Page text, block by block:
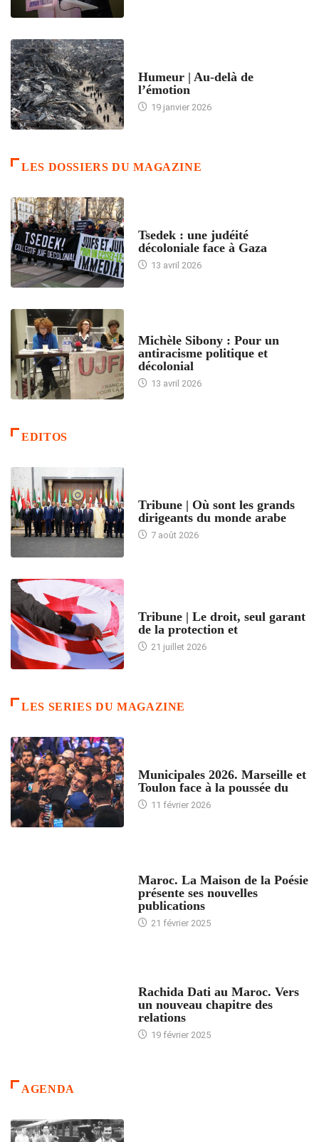
Humeur | Au-delà de
l’émotion
19 janvier 2026
LES DOSSIERS DU MAGAZINE
Tsedek : une judéité
décoloniale face à Gaza
13 avril 2026
Michèle Sibony : Pour un
antiracisme politique et
décolonial
13 avril 2026
EDITOS
Tribune | Où sont les grands
dirigeants du monde arabe
7 août 2026
Tribune | Le droit, seul garant
de la protection et
21 juillet 2026
LES SERIES DU MAGAZINE
Municipales 2026. Marseille et
Toulon face à la poussée du
11 février 2026
Maroc. La Maison de la Poésie
présente ses nouvelles
publications
21 février 2025
Rachida Dati au Maroc. Vers
un nouveau chapitre des
relations
19 février 2025
AGENDA